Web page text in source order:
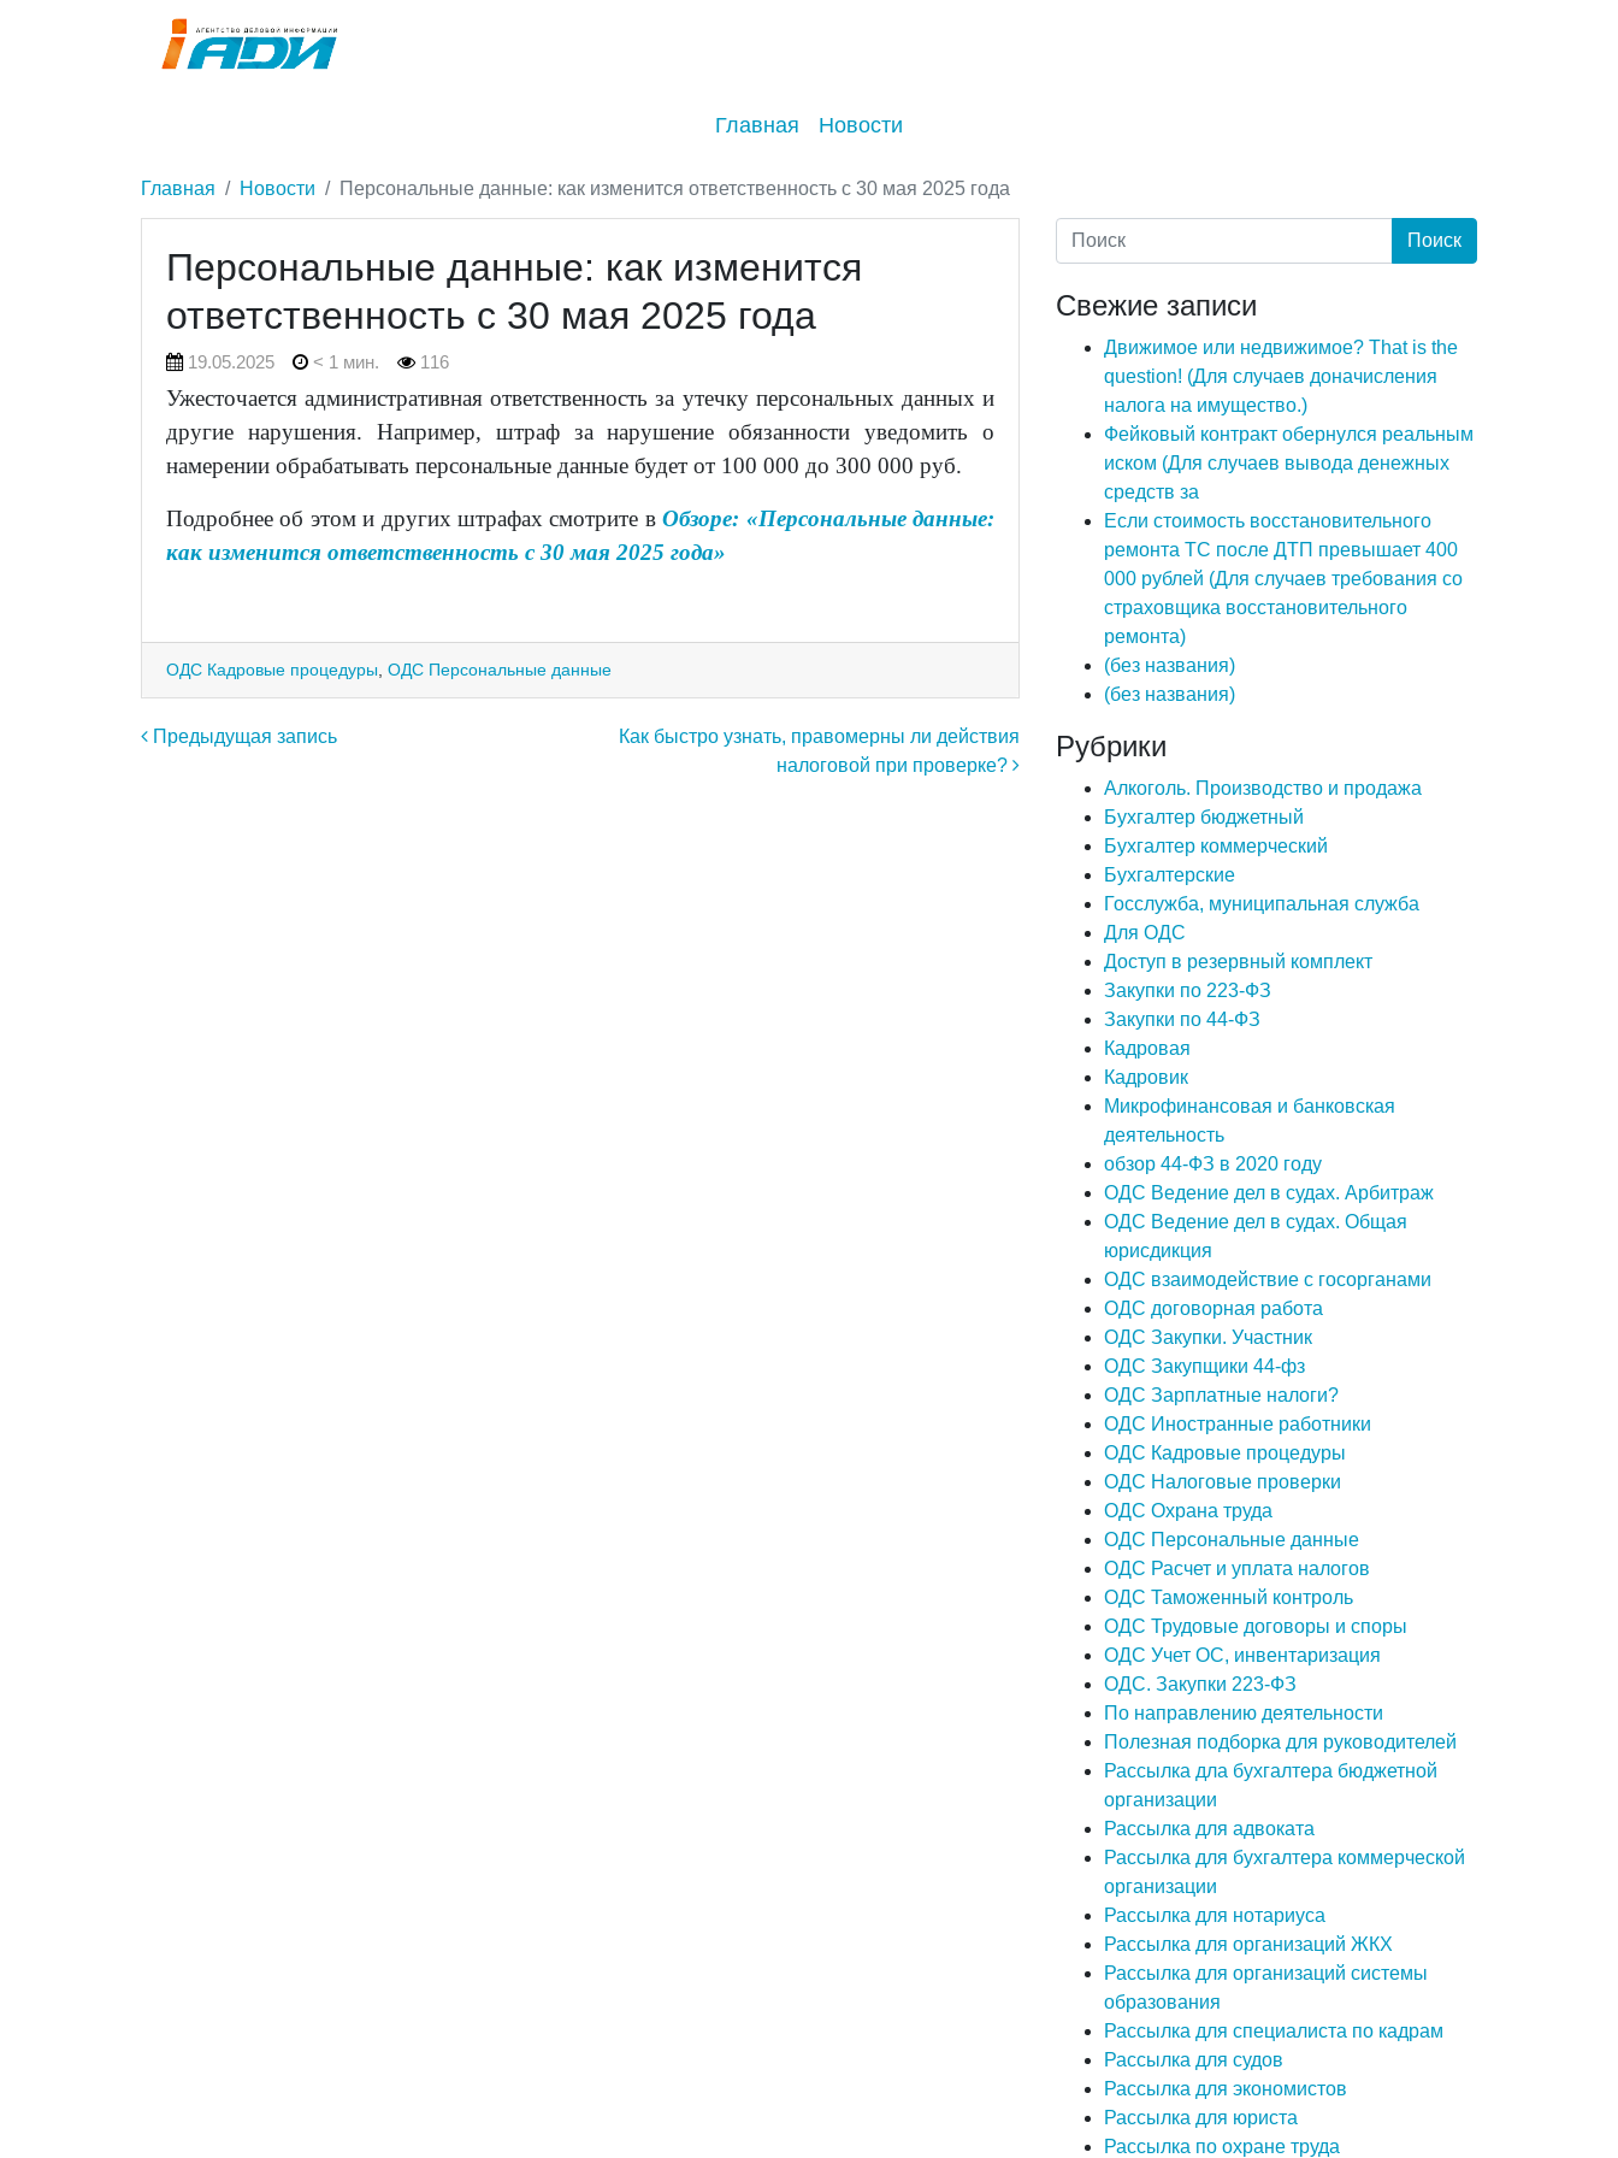
Главная Новости
Главная Новости Персональные данные: как изменится ответственность с 30 мая 2025 года
Персональные данные: как изменится
ответственность с 30 мая 2025 года
19.05.2025 < 1 мин. 116
Ужесточается административная ответственность за утечку персональных данных и
другие нарушения. Например, штраф за нарушение обязанности уведомить о
намерении обрабатывать персональные данные будет от 100 000 до 300 000 руб.
Подробнее об этом и других штрафах смотрите вОбзоре: «Персональные данные:
как изменится ответственность с 30 мая 2025 года»
ОДС Кадровые процедуры, ОДС Персональные данные
Навигация по записям
Предыдущая запись
Как быстро узнать, правомерны ли действия
налоговой при проверке?
Свежие записи
Движимое или недвижимое? That is the
question! (Для случаев доначисления
налога на имущество.)
Фейковый контракт обернулся реальным
иском (Для случаев вывода денежных
средств за
Если стоимость восстановительного
ремонта ТС после ДТП превышает 400
000 рублей (Для случаев требования со
страховщика восстановительного
ремонта)
(без названия)
(без названия)
Рубрики
Алкоголь. Производство и продажа
Бухгалтер бюджетный
Бухгалтер коммерческий
Бухгалтерские
Госслужба, муниципальная служба
Для ОДС
Доступ в резервный комплект
Закупки по 223-ФЗ
Закупки по 44-ФЗ
Кадровая
Кадровик
Микрофинансовая и банковская
деятельность
обзор 44-ФЗ в 2020 году
ОДС Ведение дел в судах. Арбитраж
ОДС Ведение дел в судах. Общая
юрисдикция
ОДС взаимодействие с госорганами
ОДС договорная работа
ОДС Закупки. Участник
ОДС Закупщики 44-фз
ОДС Зарплатные налоги?
ОДС Иностранные работники
ОДС Кадровые процедуры
ОДС Налоговые проверки
ОДС Охрана труда
ОДС Персональные данные
ОДС Расчет и уплата налогов
ОДС Таможенный контроль
ОДС Трудовые договоры и споры
ОДС Учет ОС, инвентаризация
ОДС. Закупки 223-ФЗ
По направлению деятельности
Полезная подборка для руководителей
Рассылка дла бухгалтера бюджетной
организации
Рассылка для адвоката
Рассылка для бухгалтера коммерческой
организации
Рассылка для нотариуса
Рассылка для организаций ЖКХ
Рассылка для организаций системы
образования
Рассылка для специалиста по кадрам
Рассылка для судов
Рассылка для экономистов
Рассылка для юриста
Рассылка по охране труда